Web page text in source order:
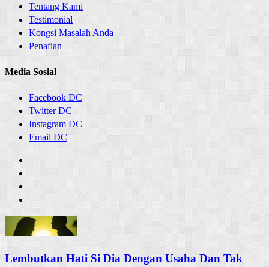
Tentang Kami
Testimonial
Kongsi Masalah Anda
Penafian
Media Sosial
Facebook DC
Twitter DC
Instagram DC
Email DC
Lembutkan Hati Si Dia Dengan Usaha Dan Tak